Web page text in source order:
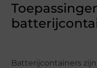
Batterijcontainers